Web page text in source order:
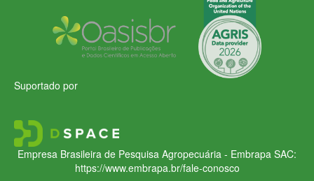
Suportado por
Empresa Brasileira de Pesquisa Agropecuária - Embrapa SAC:
https://www.embrapa.br/fale-conosco